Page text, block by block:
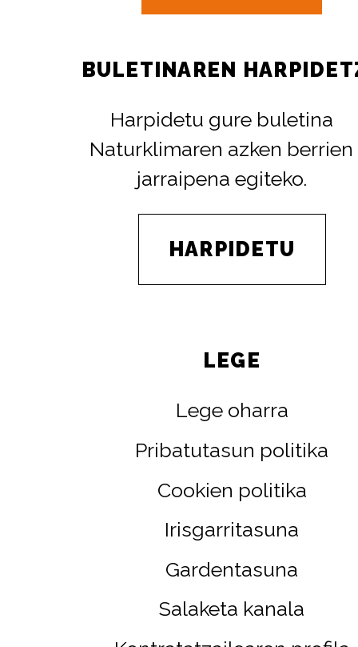
BULETINAREN
Harpidetu gure buletina
Naturklimaren azken berrien
jarraipena egiteko.
HARPIDETU
LEGE
Lege oharra
Pribatutasun politika
Cookien politika
Irisgarritasuna
Gardentasuna
Salaketa kanala